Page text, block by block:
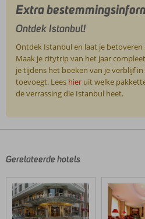
Extra
Ontdek Istanbul!
Ontdek Istanbul en laat je
Maak je citytrip van het jaar
je tijdens het boeken van je verblijf
toevoegt. Lees hier uit welke
de verrassing die Istanbul heet.
door
klanten
geschreven
na
hun
Gerelateerde hotels